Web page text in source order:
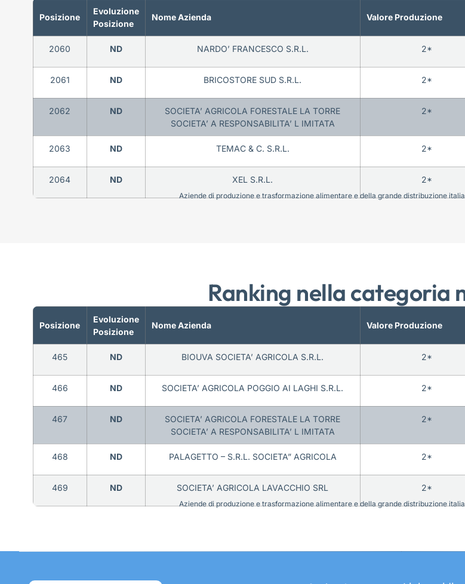
Posizione
Evoluzione
Posizione
Nome Azienda Valore Produzione
2060 ND NARDO’ FRANCESCO S.R.L. 2*
2061 ND BRICOSTORE SUD S.R.L. 2*
2062 ND
SOCIETA’ AGRICOLA FORESTALE LA TORRE
SOCIETA’ A RESPONSABILITA’ L IMITATA
2*
2063 ND TEMAC & C. S.R.L. 2*
2064 ND XEL S.R.L. 2*
Aziende di produzione e trasformazione alimentare e della grande distribuzione
Ranking nella categoria
Posizione
Evoluzione
Posizione
Nome Azienda Valore Produzione
465 ND BIOUVA SOCIETA’ AGRICOLA S.R.L. 2*
466 ND SOCIETA’ AGRICOLA POGGIO AI LAGHI S.R.L. 2*
467 ND
SOCIETA’ AGRICOLA FORESTALE LA TORRE
SOCIETA’ A RESPONSABILITA’ L IMITATA
2*
468 ND PALAGETTO – S.R.L. SOCIETA” AGRICOLA 2*
469 ND SOCIETA’ AGRICOLA LAVACCHIO SRL 2*
Aziende di produzione e trasformazione alimentare e della grande distribuzione